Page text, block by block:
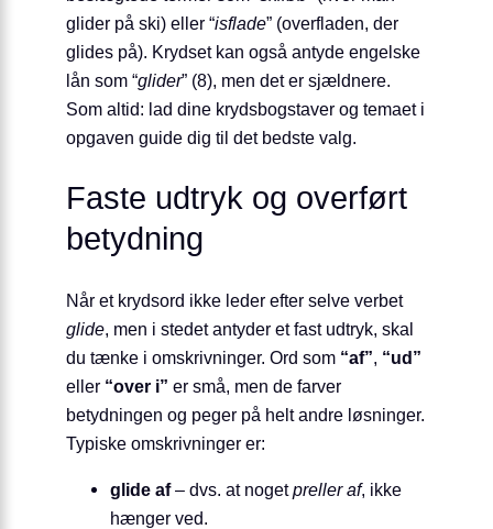
glider på ski) eller “isflade” (overfladen, der
glides på). Krydset kan også antyde engelske
lån som “glider” (8), men det er sjældnere.
Som altid: lad dine krydsbogstaver og temaet i
opgaven guide dig til det bedste valg.
Faste udtryk og overført
betydning
Når et krydsord ikke leder efter selve verbet
glide, men i stedet antyder et fast udtryk, skal
du tænke i omskrivninger. Ord som “af”, “ud”
eller “over i” er små, men de farver
betydningen og peger på helt andre løsninger.
Typiske omskrivninger er:
glide af– dvs. at nogetpreller af, ikke
hænger ved.